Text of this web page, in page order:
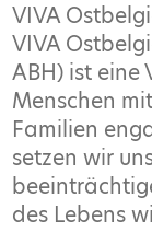
VIVA
VIVA
ABH) ist eine
Menschen
Familien
setzen wir
des Lebens